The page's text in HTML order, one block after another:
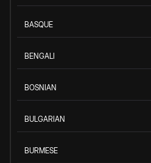
BASQUE
BENGALI
BOSNIAN
BULGARIAN
BURMESE